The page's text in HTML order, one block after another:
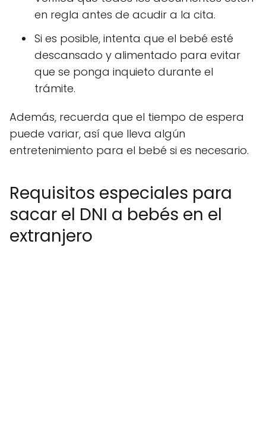
en regla antes de acudir a la cita.
Si es posible, intenta que el bebé esté
descansado y alimentado para evitar
que se ponga inquieto durante el
trámite.
Además, recuerda que el tiempo de espera
puede variar, así que lleva algún
entretenimiento para el bebé si es necesario.
Requisitos especiales para
sacar el DNI a bebés en el
extranjero